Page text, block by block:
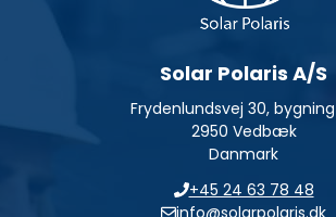
Solar Polaris A/S
Frydenlundsvej 30, bygning
2950 Vedbæk
Danmark
+45 24 63 78 48
info@solarpolaris.dk